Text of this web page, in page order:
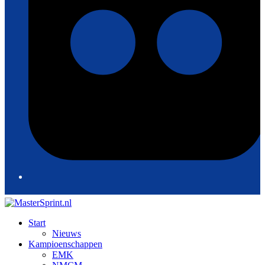
Start
Nieuws
Kampioenschappen
EMK